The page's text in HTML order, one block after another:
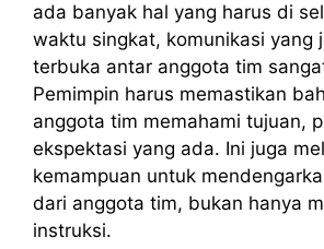
ada banyak hal yang harus di
waktu singkat, komunikasi yang
terbuka antar anggota tim
Pemimpin harus memastikan
anggota tim memahami tujuan,
ekspektasi yang ada. Ini juga
kemampuan untuk
dari anggota tim, bukan hanya
instruksi.